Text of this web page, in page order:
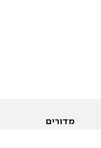
מדורים